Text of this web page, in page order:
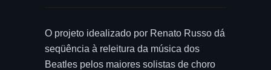
O projeto idealizado por Renato Russo dá
seqüência à releitura da música dos
Beatles pelos maiores solistas de choro